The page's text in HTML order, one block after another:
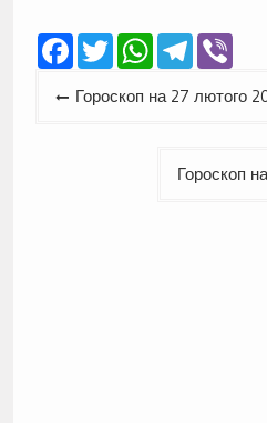
Facebook
TwitterWhatsApp
Telegram
Viber
Навігація
Гороскоп на 27 лютого
Гороскоп